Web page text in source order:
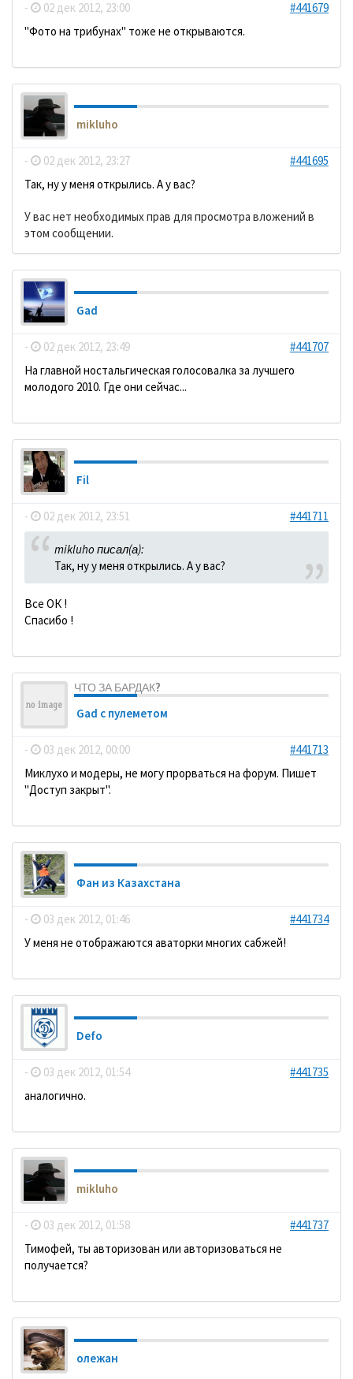
- 02 дек 2012, 23:00
#441679
"Фото на трибунах" тоже не открываются.
mikluho
- 02 дек 2012, 23:27
#441695
Так, ну у меня открылись. А у вас?
У вас нет необходимых прав для просмотра вложений в
этом сообщении.
Gad
- 02 дек 2012, 23:49
#441707
На главной ностальгическая голосовалка за лучшего
молодого 2010. Где они сейчас...
Fil
- 02 дек 2012, 23:51 #441711
mikluho писал(а):
Так, ну у меня открылись. А у вас?
Все ОК !
Спасибо !
ЧТО ЗА БАРДАК?
Gad с пулеметом
- 03 дек 2012, 00:00
#441713
Миклухо и модеры, не могу прорваться на форум. Пишет
"Доступ закрыт".
Фан из Казахстана
- 03 дек 2012, 01:46
#441734
У меня не отображаются аваторки многих сабжей!
Defo
- 03 дек 2012, 01:54
#441735
аналогично.
mikluho
- 03 дек 2012, 01:58
#441737
Тимофей, ты авторизован или авторизоваться не
получается?
олежан